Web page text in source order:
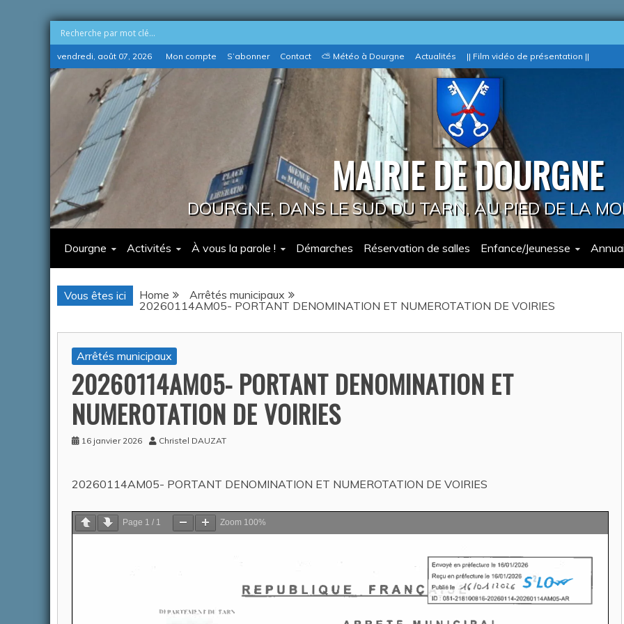
Skip
to
content
vendredi, août 07, 2026 Mon compte S’abonner Contact ⛅ Météo à Dourgne Actualités || Film vidéo de présentation ||
MAIRIE DE DOURGNE
DOURGNE, DANS LE SUD DU TARN, AU PIED DE LA
Dourgne Activités À vous la parole ! Démarches Réservation de salles Enfance/Jeunesse
Vous êtes ici Home
Arrêtés municipaux
20260114AM05- PORTANT DENOMINATION ET NUMEROTATION DE VOIRIES
Arrêtés municipaux
20260114AM05- PORTANT DENOMINATION ET
NUMEROTATION DE VOIRIES
16 janvier 2026 Christel DAUZAT
20260114AM05- PORTANT DENOMINATION ET NUMEROTATION DE VOIRIES
Page 1 / 1 Zoom 100%
CONGÉS ANNUELS :
FERMETURE DE LA FRANCE
Auteur Christel DAUZAT
/ 27 juillet
PREFECTURE-ARRÊTÉS
L’USAGE DE L’EAU ISSU DU
MILIEU (PRELEVEMENT) ET
DU RESEAU D’EAU